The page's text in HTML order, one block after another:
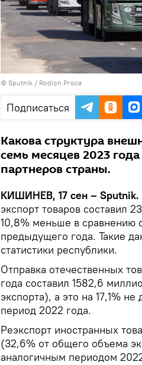
© Sputnik / Rodion Proca
Подписаться
Какова структура
семь месяцев 2023
партнеров страны.
КИШИНЕВ, 17 сен – Sputnik.
экспорт товаров составил
10,8% меньше в сравнению
предыдущего года. Такие
статистики республики.
Отправка отечественных
года составил 1582,6
экспорта), а это на 17,1%
период 2022 года.
Реэкспорт иностранных
(32,6% от общего объема
аналогичным периодом